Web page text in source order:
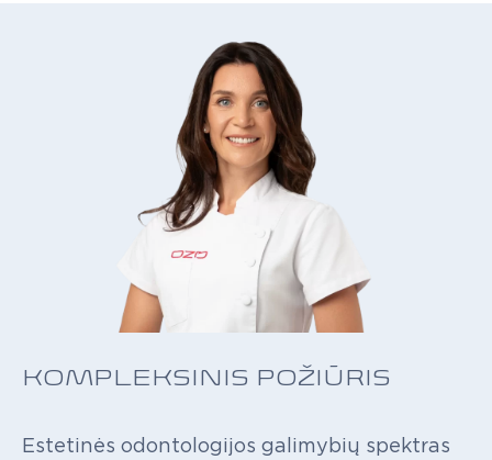
KOMPLEKSINIS POŽIŪRIS
Estetinės odontologijos galimybių spektras